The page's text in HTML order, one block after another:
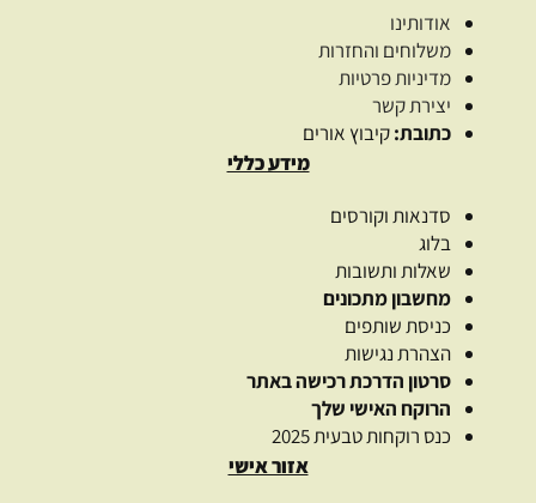
אודותינו
משלוחים והחזרות
מדיניות פרטיות
יצירת קשר
כתובת:קיבוץ אורים
מידע כללי
סדנאות וקורסים
בלוג
שאלות ותשובות
מחשבון מתכונים
כניסת שותפים
הצהרת נגישות
סרטון הדרכת רכישה באתר
הרוקח האישי שלך
כנס רוקחות טבעית 2025
אזור אישי